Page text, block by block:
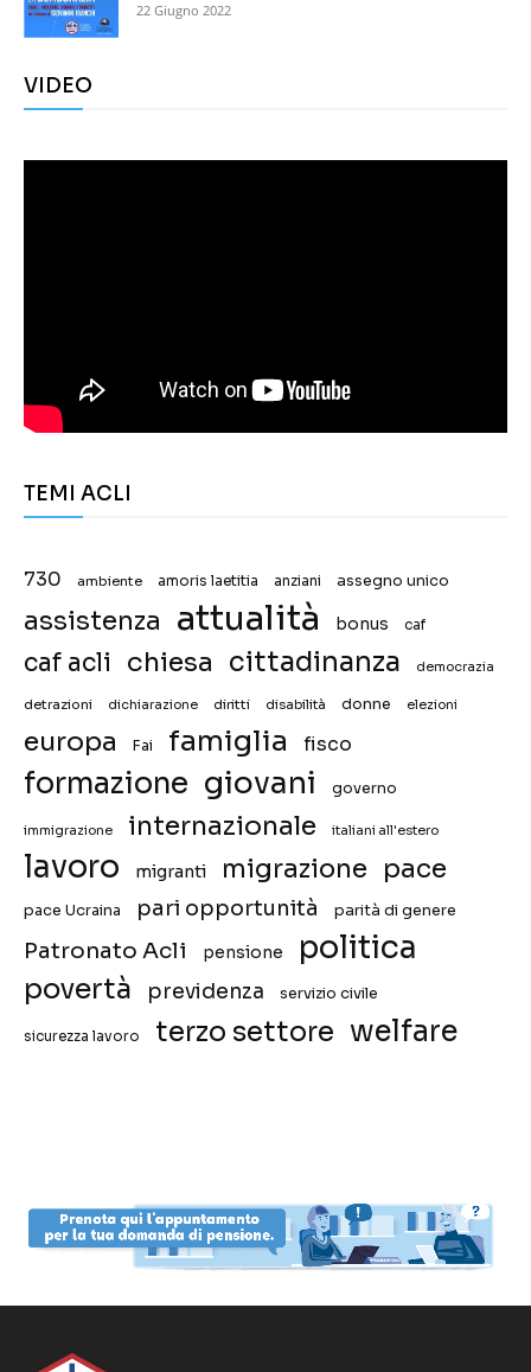
22 Giugno 2022
VIDEO
TEMI ACLI
730 ambiente amoris laetitia anziani assegno unico
assistenza attualità bonus caf
caf acli chiesa cittadinanza democrazia
detrazioni dichiarazione diritti disabilità donne elezioni
europa Fai famiglia fisco
formazione giovani governo
immigrazione internazionale italiani all'estero
lavoro migranti migrazione pace
pace Ucraina pari opportunità parità di genere
Patronato Acli pensione politica
povertà previdenza servizio civile
sicurezza lavoro terzo settore welfare